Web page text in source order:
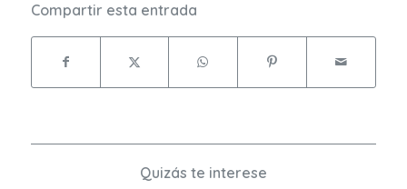
Compartir esta entrada
Quizás te interese